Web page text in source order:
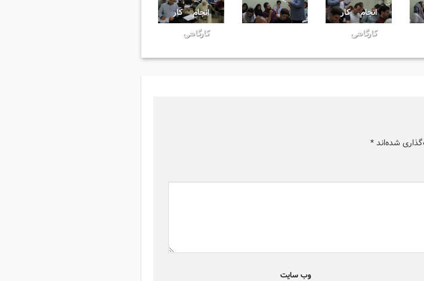
انجام کار
کارگاهی
انجام کار
کارگاهی
شده‌اند*
وب‌ سایت